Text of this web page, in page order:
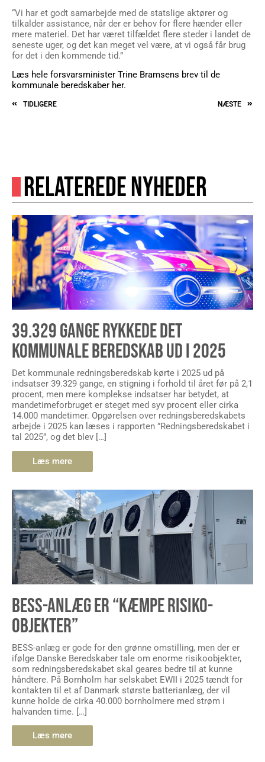
“Vi har et godt samarbejde med de statslige aktører og
tilkalder assistance, når der er behov for flere hænder eller
mere materiel. Det har været tilfældet flere steder i landet de
seneste uger, og det kan meget vel være, at vi også får brug
for det i den kommende tid.”
Læs hele forsvarsminister Trine Bramsens brev til de
kommunale beredskaber her.
TIDLIGERE NÆSTE
RELATEREDE NYHEDER
39.329 GANGE RYKKEDE DET
KOMMUNALE BEREDSKAB UD I 2025
Det kommunale redningsberedskab kørte i 2025 ud på
indsatser 39.329 gange, en stigning i forhold til året før på 2,1
procent, men mere komplekse indsatser har betydet, at
mandetimeforbruget er steget med syv procent eller cirka
14.000 mandetimer. Opgørelsen over redningsberedskabets
arbejde i 2025 kan læses i rapporten ”Redningsberedskabet i
tal 2025”, og det blev […]
Læs mere
BESS-ANLÆG ER “KÆMPE RISIKO-
OBJEKTER”
BESS-anlæg er gode for den grønne omstilling, men der er
ifølge Danske Beredskaber tale om enorme risikoobjekter,
som redningsberedskabet skal geares bedre til at kunne
håndtere. På Bornholm har selskabet EWII i 2025 tændt for
kontakten til et af Danmark største batterianlæg, der vil
kunne holde de cirka 40.000 bornholmere med strøm i
halvanden time. […]
Læs mere